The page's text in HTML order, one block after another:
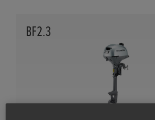
BF2.3